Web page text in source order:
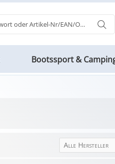
Bootssport &
Alle Hersteller